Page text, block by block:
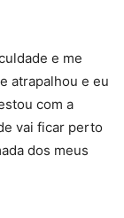
e me
atrapalhou e eu
com a
vai ficar perto
dos meus